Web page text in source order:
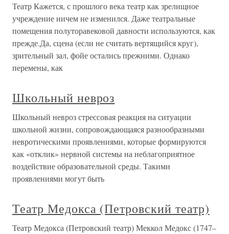
Театр Кажется, с прошлого века театр как зрелищное
учреждение ничем не изменился. Даже театральные
помещения полуторавековой давности используются, как
прежде.Да, сцена (если не считать вертящийся круг),
зрительный зал, фойе остались прежними. Однако
перемены, как
Школьный невроз
Школьный невроз стрессовая реакция на ситуации
школьной жизни, сопровождающаяся разнообразными
невротическими проявлениями, которые формируются
как «отклик» нервной системы на неблагоприятное
воздействие образовательной среды. Такими
проявлениями могут быть
Театр Медокса (Петровский театр)
Театр Медокса (Петровский театр) Меккол Медокс (1747–